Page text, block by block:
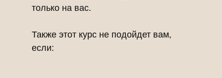
только на вас.
Также этот курс не подойдет вам,
если: